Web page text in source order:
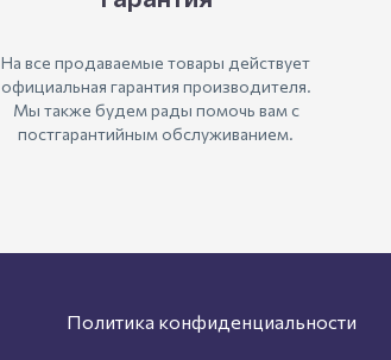
На все продаваемые товары действует
официальная гарантия производителя.
Мы также будем рады помочь вам с
постгарантийным обслуживанием.
Политика конфиденциальности